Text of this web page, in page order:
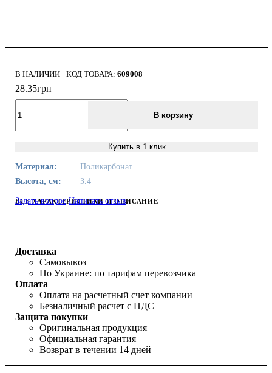
В НАЛИЧИИ 609008
28.35грн
В корзину
Купить в 1 клик
Материал:
Поликарбонат
Высота, см:
3.4
ВСЕ ХАРАКТЕРИСТИКИ И ОПИСАНИЕ
Задать вопрос Написать отзыв
Доставка
Самовывоз
По Украине: по тарифам перевозчика
Оплата
Оплата на расчетный счет компании
Безналичный расчет с НДС
Защита покупки
Оригинальная продукция
Официальная гарантия
Возврат в течении 14 дней